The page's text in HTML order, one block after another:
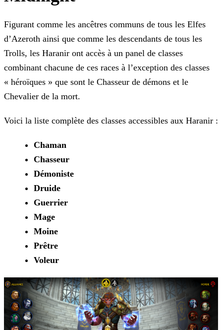
Figurant comme les ancêtres communs de tous les Elfes
d’Azeroth ainsi que comme les descendants de tous les
Trolls, les Haranir ont accès à un panel de classes
combinant chacune de ces races à l’exception des classes
« héroïques » que sont le Chasseur de démons et le
Chevalier de la mort.
Voici la liste complète des classes accessibles aux Haranir :
Chaman
Chasseur
Démoniste
Druide
Guerrier
Mage
Moine
Prêtre
Voleur